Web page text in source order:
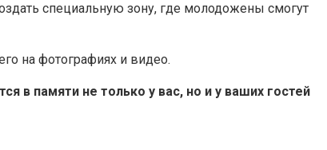
специальную зону, где молодожены смогут
на фотографиях и видео.
в памяти не только у вас, но и у ваших гостей